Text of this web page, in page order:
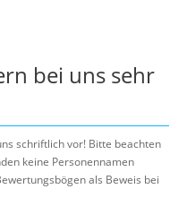
bei uns sehr
schriftlich vor! Bitte beachten
keine Personennamen
als Beweis bei